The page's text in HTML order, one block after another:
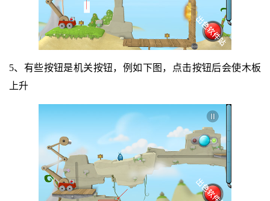
5、有些按钮是机关按钮，例如下图，点击按钮后会使木板
上升